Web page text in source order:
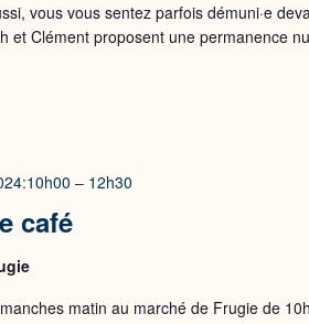
vous vous sentez parfois démuni·e
et Clément proposent une permanence
café
– 12h30
matin au marché de Frugie de